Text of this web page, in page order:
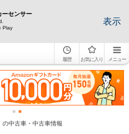
ーセンサー
Play
表示
履歴 お気に入り メニュー
中古車・中古車情報